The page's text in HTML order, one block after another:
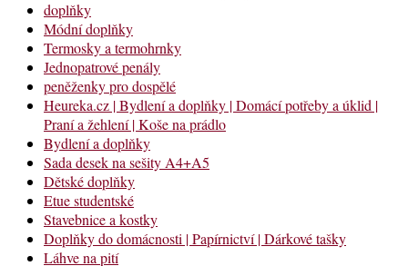
doplňky
Módní doplňky
Termosky a termohrnky
Jednopatrové penály
peněženky pro dospělé
Heureka.cz | Bydlení a doplňky | Domácí potřeby a úklid |
Praní a žehlení | Koše na prádlo
Bydlení a doplňky
Sada desek na sešity A4+A5
Dětské doplňky
Etue studentské
Stavebnice a kostky
Doplňky do domácnosti | Papírnictví | Dárkové tašky
Láhve na pití